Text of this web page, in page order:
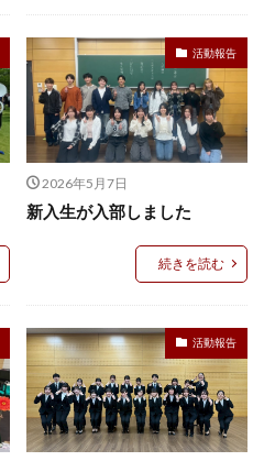
活動報告
2026年5月7日
新入生が入部しました
続きを読む
活動報告